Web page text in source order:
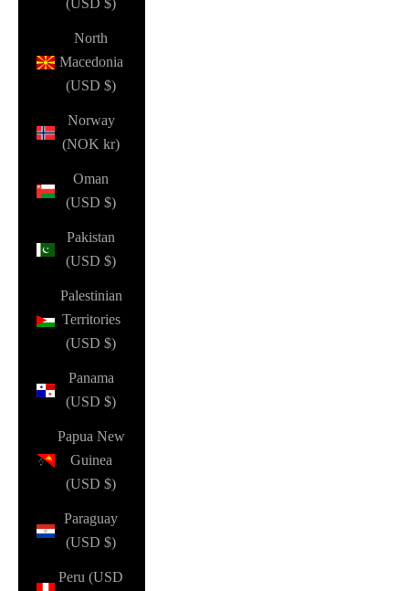
(USD $)
North
Macedonia
(USD $)
Norway
(NOK kr)
Oman
(USD $)
Pakistan
(USD $)
Palestinian
Territories
(USD $)
Panama
(USD $)
Papua New
Guinea
(USD $)
Paraguay
(USD $)
Peru (USD